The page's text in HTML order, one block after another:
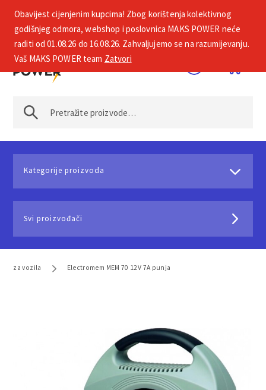
+385 1 2002 575
Kategorije proizvoda
Svi proizvođači
za vozila Electromem MEM 70 12V 7A punja
Obavijest cijenjenim kupcima! Zbog korištenja kolektivnog
godišnjeg odmora, webshop i poslovnica MAKS POWER neće
raditi od 01.08.26 do 16.08.26. Zahvaljujemo se na razumijevanju.
Vaš MAKS POWER team Zatvori